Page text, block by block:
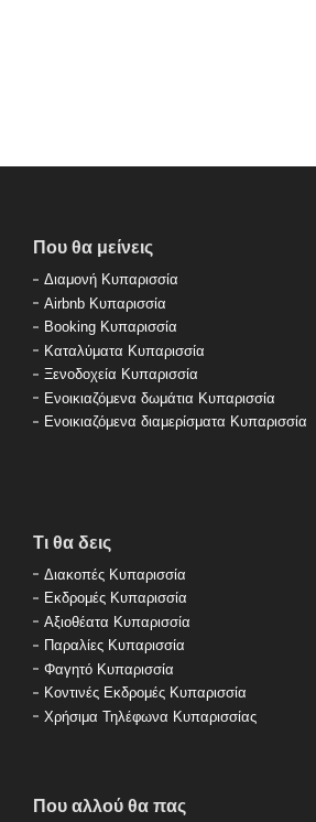
Που θα μείνεις
Διαμονή Κυπαρισσία
Airbnb Κυπαρισσία
Booking Κυπαρισσία
Καταλύματα Κυπαρισσία
Ξενοδοχεία Κυπαρισσία
Ενοικιαζόμενα δωμάτια Κυπαρισσία
Ενοικιαζόμενα διαμερίσματα Κυπαρισσία
Τι θα δεις
Διακοπές Κυπαρισσία
Εκδρομές Κυπαρισσία
Αξιοθέατα Κυπαρισσία
Παραλίες Κυπαρισσία
Φαγητό Κυπαρισσία
Κοντινές Εκδρομές Κυπαρισσία
Χρήσιμα Τηλέφωνα Κυπαρισσίας
Που αλλού θα πας